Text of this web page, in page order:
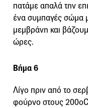
πατάμε απαλά την
ένα συμπαγές σώμα
μεμβράνη και
ώρες.
Βήμα 6
Λίγο πριν από το
φούρνο στους